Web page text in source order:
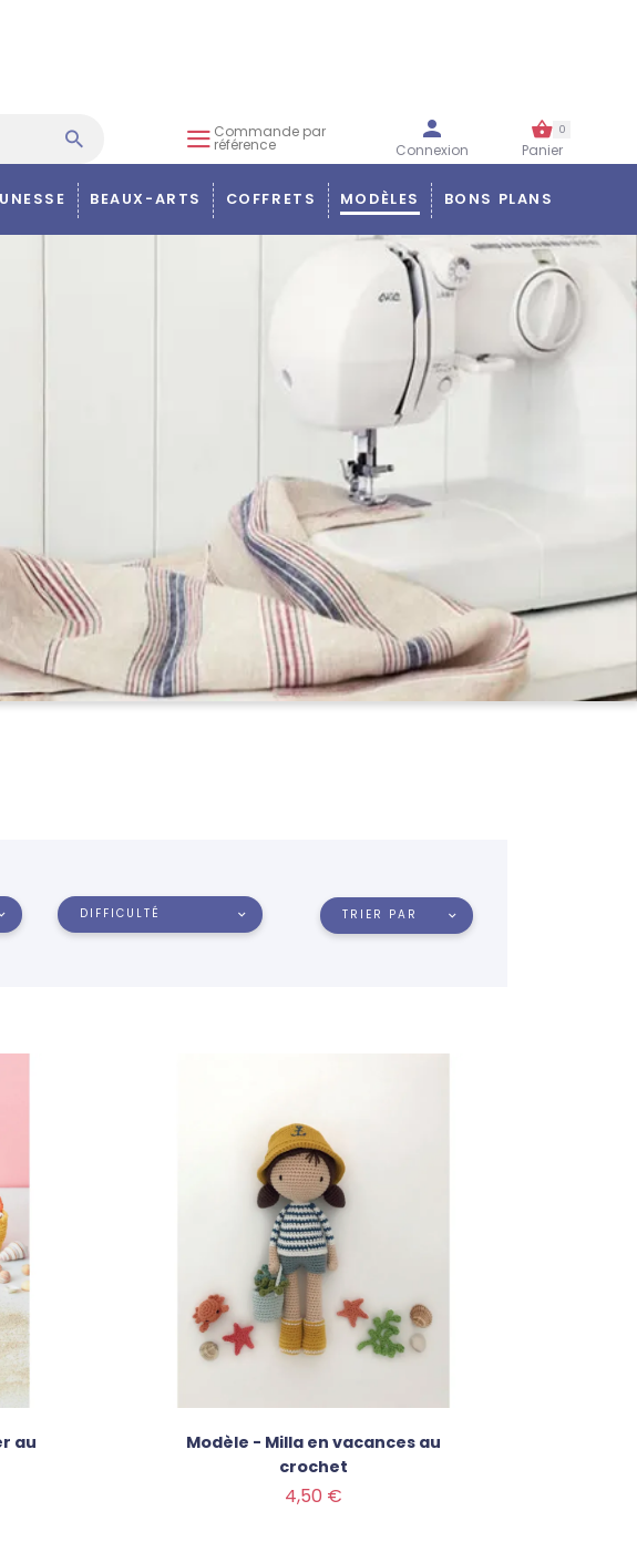
Commande par
référence Connexion Panier
0
BEAUX-ARTS COFFRETS MODÈLES BONS PLANS
DIFFICULTÉ TRIER PAR
au
Modèle - Milla en vacances au
crochet
4,50 €